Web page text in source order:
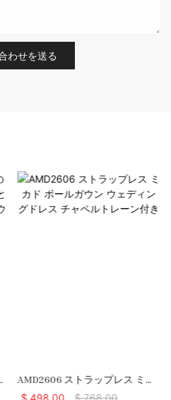
わせを送る
AMD2606 ストラップレス ミカ
ド ボールガウン ウェディングド
$ 498.00 $768.00